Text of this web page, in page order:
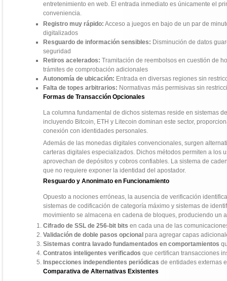
entretenimiento en web. El entrada inmediato es únicamente el
conveniencia.
Registro muy rápido: Acceso a juegos en bajo de un par de
digitalizados
Resguardo de información sensibles: Disminución de datos
seguridad
Retiros acelerados: Tramitación de reembolsos en cuestión de
trámites de comprobación adicionales
Autonomía de ubicación: Entrada en diversas regiones sin
Falta de topes arbitrarios: Normativas más permisivas sin
Formas de Transacción Opcionales
La columna fundamental de dichos sistemas reside en sistemas
incluyendo Bitcoin, ETH y Litecoin dominan este sector,
conexión con identidades personales.
Además de las monedas digitales convencionales, surgen
carteras digitales especializados. Dichos métodos permiten a los
aprovechan de depósitos y cobros confiables. La sistema de
que no requiere exponer la identidad del apostador.
Resguardo y Anonimato en Funcionamiento
Opuesto a nociones erróneas, la ausencia de verificación
sistemas de codificación de categoría máximo y sistemas de
movimiento se almacena en cadena de bloques, produciendo un
Cifrado de SSL de 256-bit bits en cada una de las
Validación de doble pasos opcional para agregar capas
Sistemas contra lavado fundamentados en comportamientos
Contratos inteligentes verificados que certifican transacciones
Inspecciones independientes periódicas de entidades externas
Comparativa de Alternativas Existentes